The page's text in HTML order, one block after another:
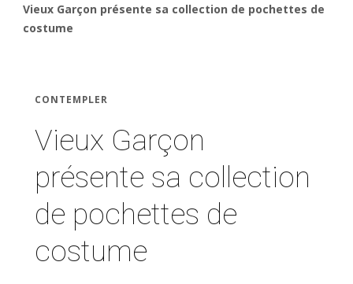
Vieux Garçon présente sa collection de pochettes de
costume
CONTEMPLER
Vieux Garçon
présente sa collection
de pochettes de
costume